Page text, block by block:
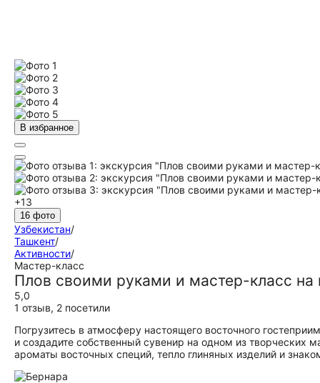
В избранное
+13
16 фото
Узбекистан/
Ташкент/
Активности/
Мастер-класс
Плов своими руками и мастер-класс на
5,0
1 отзыв, 2 посетили
Погрузитесь в атмосферу настоящего восточного
и создадите собственный сувенир на одном из
ароматы восточных специй, тепло глиняных изделий и